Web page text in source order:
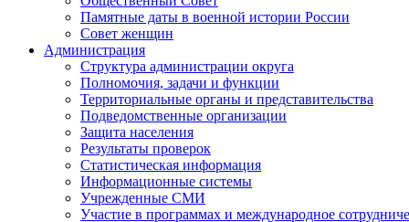
Памятные даты в военной истории России
Совет женщин
Администрация
Структура администрации округа
Полномочия, задачи и функции
Территориальные органы и представительства
Подведомственные организации
Защита населения
Результаты проверок
Статистическая информация
Информационные системы
Учрежденные СМИ
Участие в программах и международное